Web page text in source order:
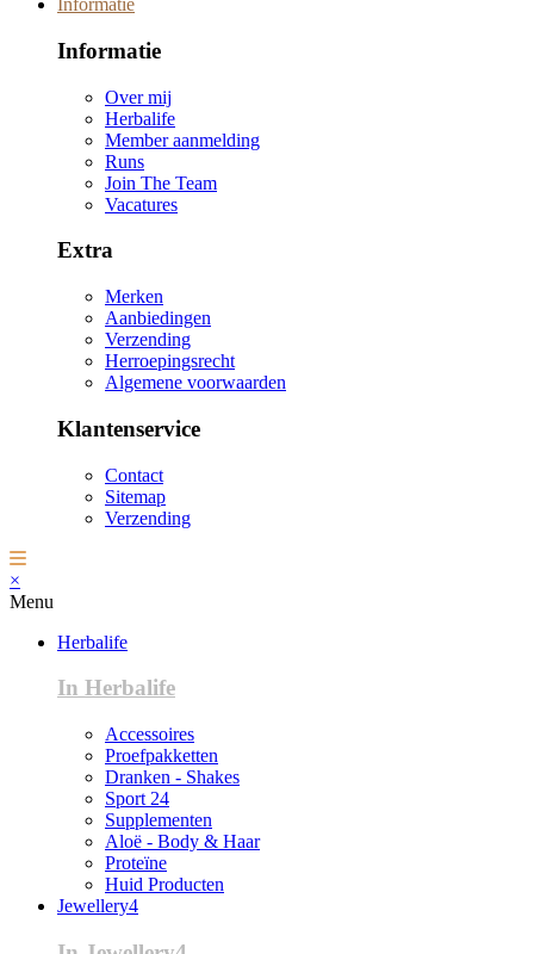
Informatie
Informatie
Over mij
Herbalife
Member aanmelding
Runs
Join The Team
Vacatures
Extra
Merken
Aanbiedingen
Verzending
Herroepingsrecht
Algemene voorwaarden
Klantenservice
Contact
Sitemap
Verzending
×
Menu
Herbalife
In Herbalife
Accessoires
Proefpakketten
Dranken - Shakes
Sport 24
Supplementen
Aloë - Body & Haar
Proteïne
Huid Producten
Jewellery4